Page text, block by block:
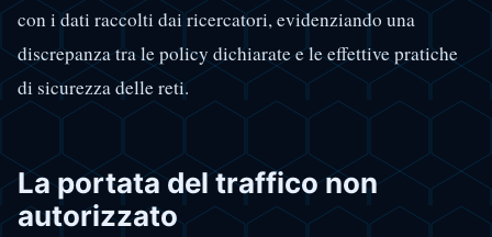
con i dati raccolti dai ricercatori, evidenziando una
discrepanza tra le policy dichiarate e le effettive pratiche
di sicurezza delle reti.
La portata del traffico non
autorizzato